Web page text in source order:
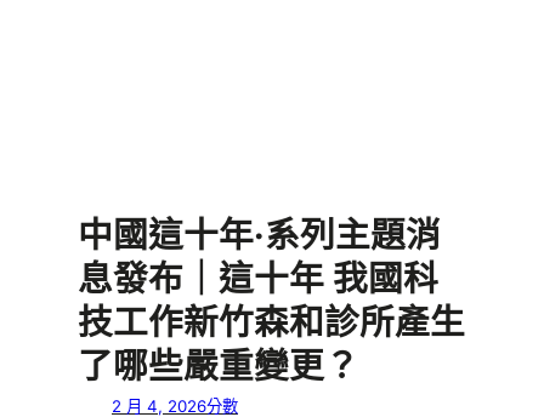
中國這十年·系列主題消
息發布｜這十年 我國科
技工作新竹森和診所產生
了哪些嚴重變更？
2 月 4, 2026分數